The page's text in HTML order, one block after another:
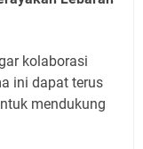
kolaborasi
ini dapat terus
mendukung